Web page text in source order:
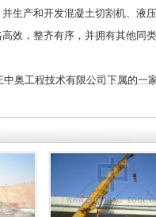
生产和开发混凝土切割机、
效，整齐有序，并拥有其他
中奥工程技术有限公司下属的